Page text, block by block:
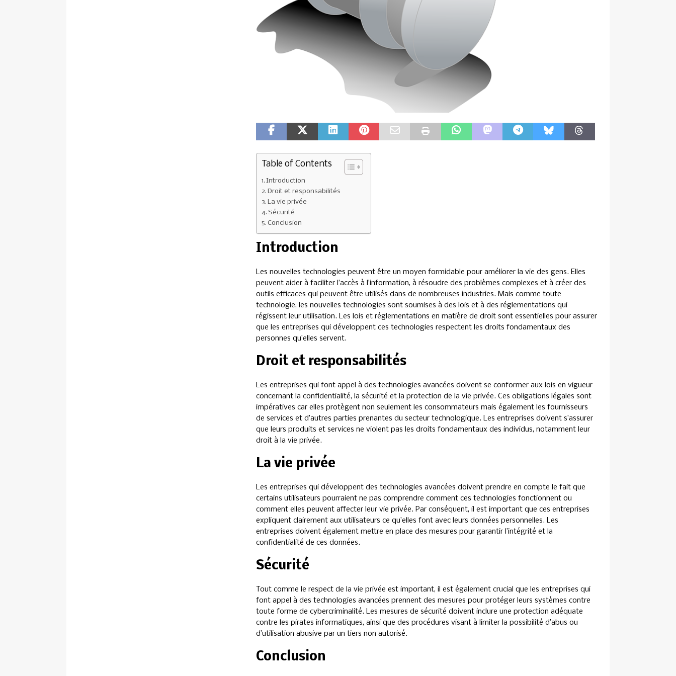
Table of Contents
Introduction
Droit et responsabilités
La vie privée
Sécurité
Conclusion
Introduction
Les nouvelles technologies peuvent être un moyen formidable pour améliorer la vie des gens. Elles
peuvent aider à faciliter l’accès à l’information, à résoudre des problèmes complexes et à créer des
outils efficaces qui peuvent être utilisés dans de nombreuses industries. Mais comme toute
technologie, les nouvelles technologies sont soumises à des lois et à des réglementations qui
régissent leur utilisation. Les lois et réglementations en matière de droit sont essentielles pour assurer
que les entreprises qui développent ces technologies respectent les droits fondamentaux des
personnes qu’elles servent.
Droit et responsabilités
Les entreprises qui font appel à des technologies avancées doivent se conformer aux lois en vigueur
concernant la confidentialité, la sécurité et la protection de la vie privée. Ces obligations légales sont
impératives car elles protègent non seulement les consommateurs mais également les fournisseurs
de services et d’autres parties prenantes du secteur technologique. Les entreprises doivent s’assurer
que leurs produits et services ne violent pas les droits fondamentaux des individus, notamment leur
droit à la vie privée.
La vie privée
Les entreprises qui développent des technologies avancées doivent prendre en compte le fait que
certains utilisateurs pourraient ne pas comprendre comment ces technologies fonctionnent ou
comment elles peuvent affecter leur vie privée. Par conséquent, il est important que ces entreprises
expliquent clairement aux utilisateurs ce qu’elles font avec leurs données personnelles. Les
entreprises doivent également mettre en place des mesures pour garantir l’intégrité et la
confidentialité de ces données.
Sécurité
Tout comme le respect de la vie privée est important, il est également crucial que les entreprises qui
font appel à des technologies avancées prennent des mesures pour protéger leurs systèmes contre
toute forme de cybercriminalité. Les mesures de sécurité doivent inclure une protection adéquate
contre les pirates informatiques, ainsi que des procédures visant à limiter la possibilité d’abus ou
d’utilisation abusive par un tiers non autorisé.
Conclusion